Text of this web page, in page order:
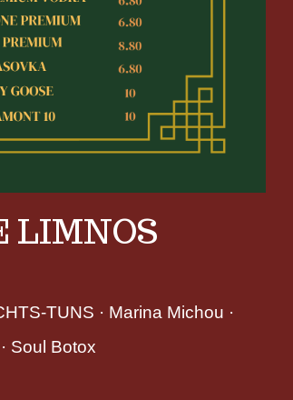
LIMNOS
TUNS · Marina Michou
· Soul Botox